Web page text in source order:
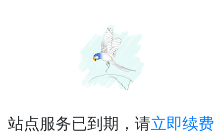
站点服务已到期，请立即续费